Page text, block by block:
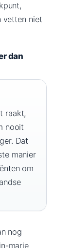
vetten niet
dan
raakt,
nooit
Dat
manier
om
nog
marie